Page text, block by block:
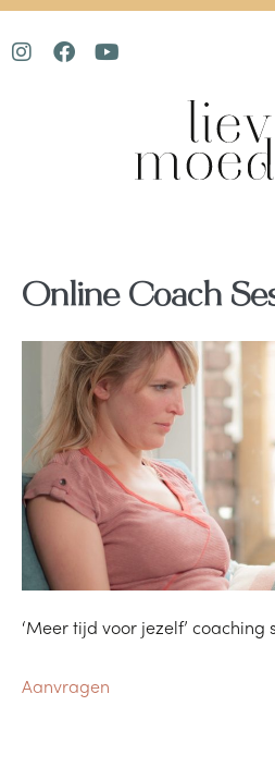
Online Coach
‘Meer tijd voor jezelf’ coaching
Aanvragen